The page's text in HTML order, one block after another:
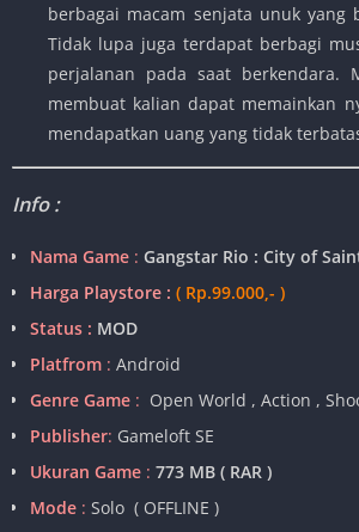
berbagai macam senjata unuk yang
Tidak lupa juga terdapat berbagi
perjalanan pada saat berkendara.
membuat kalian dapat memainkan
mendapatkan uang yang tidak
Info :
Nama Game : Gangstar Rio : City of
Harga Playstore : ( Rp.99.000,- )
Status : MOD
Platfrom : Android
Genre Game : Open World , Action ,
Publisher: Gameloft SE
Ukuran Game : 773 MB ( RAR )
Mode : Solo ( OFFLINE )